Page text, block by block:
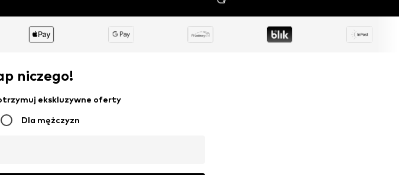
niczego!
ekskluzywne oferty
Dla mężczyzn